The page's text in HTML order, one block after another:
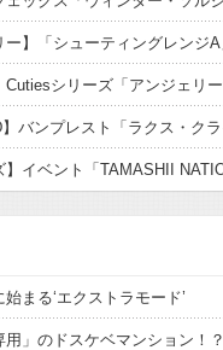
まる‘エクストラモード’
」のドスケベマンション！？